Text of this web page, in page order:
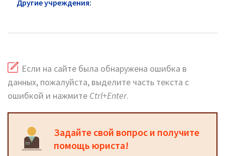
Другие учреждения:
Если на сайте была обнаружена ошибка в
данных, пожалуйста, выделите часть текста с
ошибкой и нажмите Ctrl+Enter.
Задайте свой вопрос и получите
помощь юриста!